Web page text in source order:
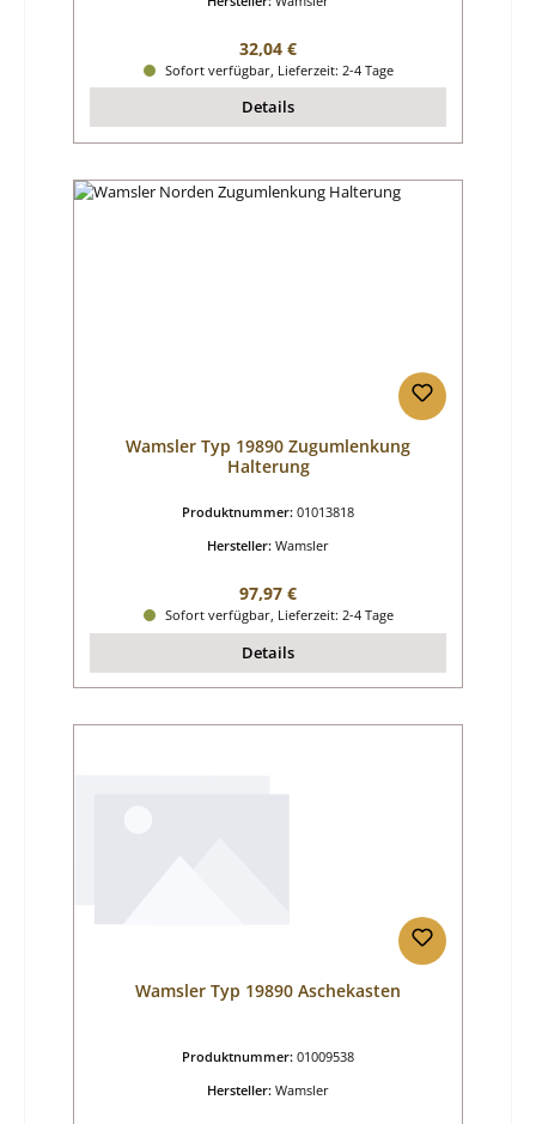
Regulärer Preis:
32,04 €
Sofort verfügbar, Lieferzeit: 2-4 Tage
Details
Wamsler Typ 19890 Zugumlenkung
Halterung
Produktnummer: 01013818
Hersteller: Wamsler
Regulärer Preis:
97,97 €
Sofort verfügbar, Lieferzeit: 2-4 Tage
Details
Wamsler Typ 19890 Aschekasten
Produktnummer: 01009538
Hersteller: Wamsler